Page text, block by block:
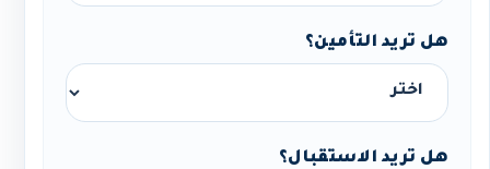
هل تريد التأمين؟
هل تريد الاستقبال؟